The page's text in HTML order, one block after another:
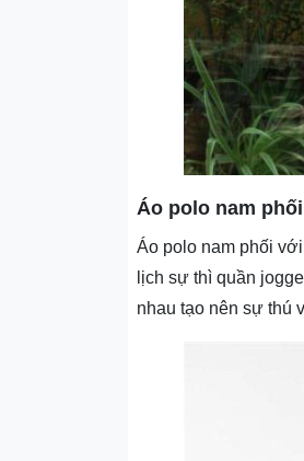
Áo polo nam
Áo polo nam phối
lịch sự thì quần
nhau tạo nên sự thú